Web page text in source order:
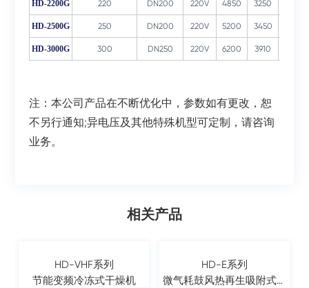
HD-2200G 220 DN200 220V 4850 3250
HD-2500G 250 DN200 220V 5200 3450
HD-3000G 300 DN250 220V 6200 3910
注：本公司产品在不断优化中，参数如有更改，恕
不另行通知;异电压及其他特殊机型可定制，请咨询
业务。
相关产品
HD-VHF系列
节能变频冷冻式干燥机
HD-E系列
微气耗鼓风热再生吸附式干